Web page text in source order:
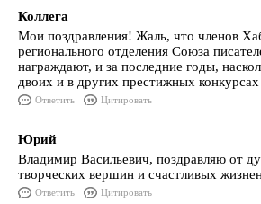
Коллега
Мои поздравления! Жаль, что членов
регионального отделения Союза
награждают, и за последние годы,
двоих и в других престижных конкурсах
Ответить Цитировать
Юрий
Владимир Васильевич, поздравляю от
творческих вершин и счастливых
Ответить Цитировать